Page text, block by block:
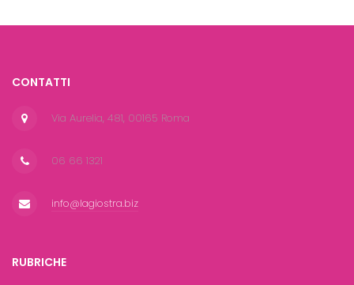
CONTATTI
Via Aurelia, 481, 00165 Roma
06 66 1321
info@lagiostra.biz
RUBRICHE